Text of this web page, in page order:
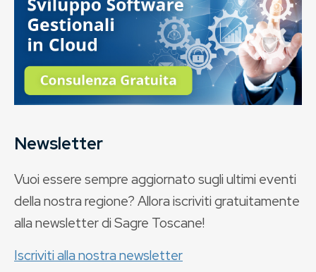
Newsletter
Vuoi essere sempre aggiornato sugli ultimi eventi
della nostra regione? Allora iscriviti gratuitamente
alla newsletter di Sagre Toscane!
Iscriviti alla nostra newsletter